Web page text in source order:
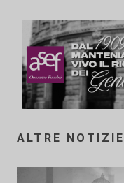
ALTRE NOTIZIE